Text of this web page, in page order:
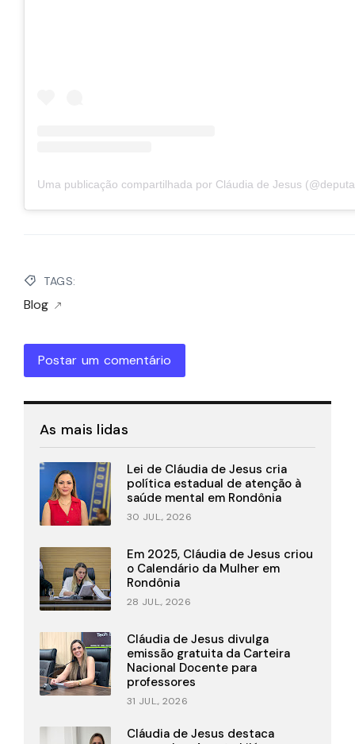
TAGS:
Blog
Postar um comentário
As mais lidas
Lei de Cláudia de Jesus cria
política estadual de atenção à
saúde mental em Rondônia
30 JUL., 2026
Em 2025, Cláudia de Jesus criou
o Calendário da Mulher em
Rondônia
28 JUL., 2026
Cláudia de Jesus divulga
emissão gratuita da Carteira
Nacional Docente para
professores
31 JUL., 2026
Cláudia de Jesus destaca